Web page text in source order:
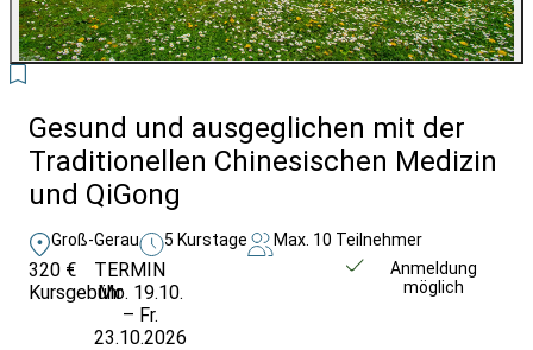
Gesund und ausgeglichen mit der
Traditionellen Chinesischen Medizin
und QiGong
Groß-Gerau 5 Kurstage Max. 10 Teilnehmer
320 €
Kursgebühr
TERMIN
Mo. 19.10.
– Fr.
23.10.2026
Anmeldung
möglich